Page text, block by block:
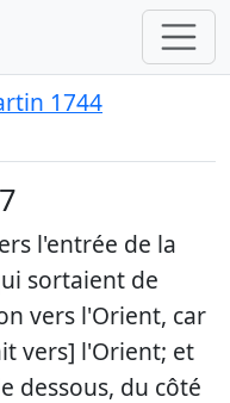
1744
l'entrée de la
sortaient de
vers l'Orient, car
vers] l'Orient; et
dessous, du côté